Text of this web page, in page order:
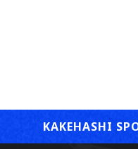
KAKEHASHI